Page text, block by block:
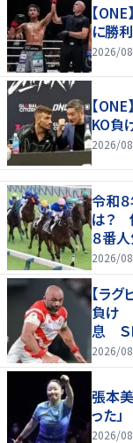
【
に勝
2026/
【
KO負
2026/
令和
は？
８番
2026/
【ラ
負け
息 Ｓ
半にＳ
2026/
張本
った
2026/